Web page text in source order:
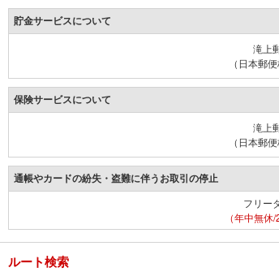
貯金サービスについて
滝上
（日本郵
保険サービスについて
滝上
（日本郵
通帳やカードの紛失・盗難に伴うお取引の停止
フリー
（年中無
ルート検索